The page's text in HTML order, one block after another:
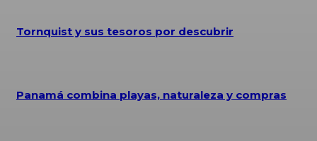
Tornquist y sus tesoros por descubrir
Panamá combina playas, naturaleza y compras